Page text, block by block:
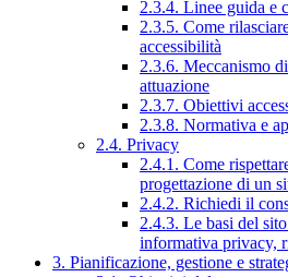
2.3.4. Linee guida e
2.3.5. Come
accessibilità
2.3.6. Meccanismo
attuazione
2.3.7. Obiettivi
2.3.8. Normativa e
2.4. Privacy
2.4.1. Come
progettazione di un
2.4.2. Richiedi il
2.4.3. Le basi del
informativa privacy,
3. Pianificazione, gestione e